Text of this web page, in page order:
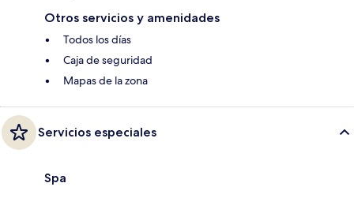
Otros servicios y amenidades
Todos los días
Caja de seguridad
Mapas de la zona
Servicios especiales
Spa